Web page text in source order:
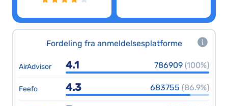
Fordeling fra anmeldelsesplatforme
AirAdvisor 4.1 786909 (100%)
Feefo 4.3 683755 (86.9%)